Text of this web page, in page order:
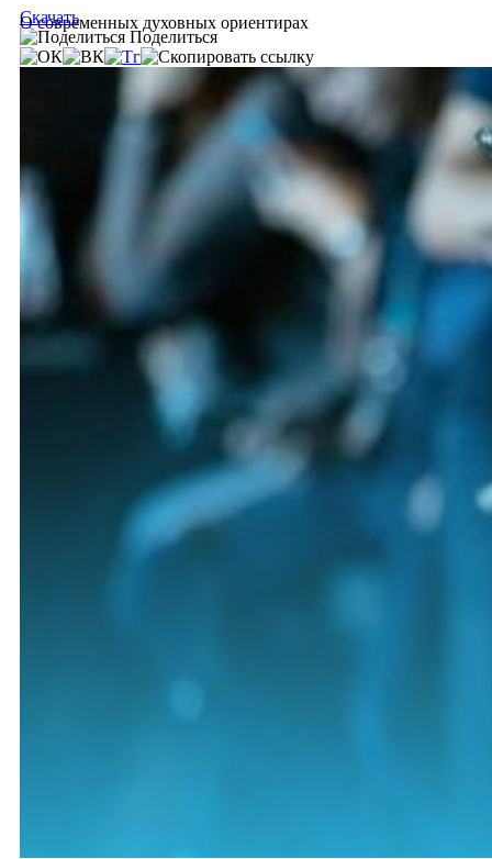
О современных духовных ориентирах
Скачать
Поделиться